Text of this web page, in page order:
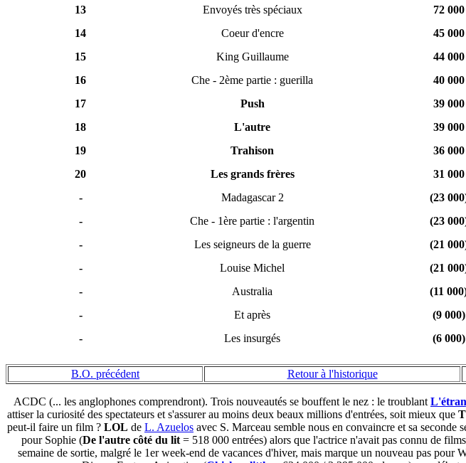
13
Envoyés très spéciaux 72 000
14
Coeur d'encre 45 000
15
King Guillaume 44 000
16
Che - 2ème partie : guerilla 40 000
17
Push 39 000
18
L'autre 39 000
19
Trahison 36 000
20
Les grands frères 31 000
-
Madagascar 2 (23
-
Che - 1ère partie : l'argentin (23
-
Les seigneurs de la guerre (21
-
Louise Michel (21
-
Australia (11
-
Et après (9 000)
-
Les insurgés (6 000)
B.O. précédent Retour à l'historique
ACDC (... les anglophones comprendront). Trois nouveautés se bouffent le nez : le troublant
attiser la curiosité des spectateurs et s'assurer au moins deux beaux millions d'entrées, soit mieux que
peut-il faire un film ? LOL de L. Azuelos avec S. Marceau semble nous en convaincre et sa
pour Sophie (De l'autre côté du lit= 518 000 entrées) alors que l'actrice n'avait pas connu de
semaine de sortie, malgré le 1er week-end de vacances d'hiver, mais marque un nouveau pas